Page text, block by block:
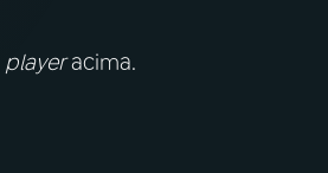
playeracima.